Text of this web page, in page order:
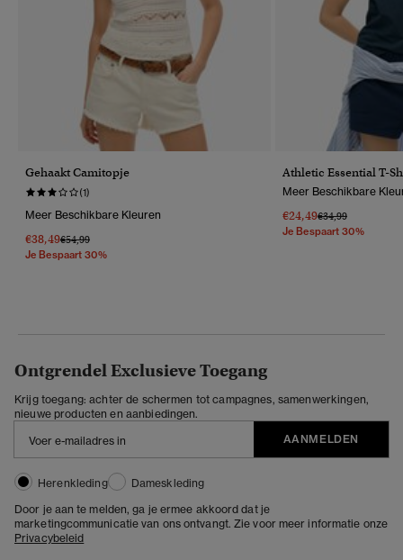
Gehaakt Camitopje
(1)
Meer Beschikbare Kleuren
€38,49Prijs Verlaagd Van
€54,99Naar
Je Bespaart 30%
Athletic Essential T-
Meer Beschikbare
€24,49Prijs Verlaagd Van
€34,99Naar
Je Bespaart 30%
Ontgrendel Exclusieve Toegang
Krijg toegang: achter de schermen tot campagnes, samenwerkingen,
nieuwe producten en aanbiedingen.
AANMELDEN
Herenkleding
Dameskleding
Door je aan te melden, ga je ermee akkoord dat je
marketingcommunicatie van ons ontvangt. Zie voor meer informatie onze
Privacybeleid